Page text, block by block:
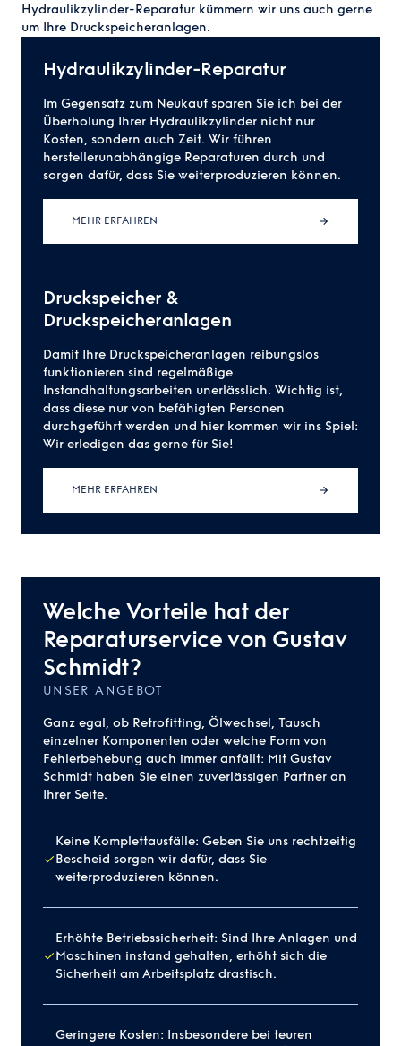
Hydraulikzylinder-Reparatur kümmern wir uns auch gerne
um Ihre Druckspeicheranlagen.
Hydraulikzylinder-Reparatur
Im Gegensatz zum Neukauf sparen Sie ich bei der
Überholung Ihrer Hydraulikzylinder nicht nur
Kosten, sondern auch Zeit. Wir führen
herstellerunabhängige Reparaturen durch und
sorgen dafür, dass Sie weiterproduzieren können.
MEHR ERFAHREN
Druckspeicher &
Druckspeicheranlagen
Damit Ihre Druckspeicheranlagen reibungslos
funktionieren sind regelmäßige
Instandhaltungsarbeiten unerlässlich. Wichtig ist,
dass diese nur von befähigten Personen
durchgeführt werden und hier kommen wir ins Spiel:
Wir erledigen das gerne für Sie!
MEHR ERFAHREN
Welche Vorteile hat der
Reparaturservice von Gustav
Schmidt?
UNSER ANGEBOT
Ganz egal, ob Retrofitting, Ölwechsel, Tausch
einzelner Komponenten oder welche Form von
Fehlerbehebung auch immer anfällt: Mit Gustav
Schmidt haben Sie einen zuverlässigen Partner an
Ihrer Seite.
Keine Komplettausfälle: Geben Sie uns rechtzeitig
Bescheid sorgen wir dafür, dass Sie
weiterproduzieren können.
Erhöhte Betriebssicherheit: Sind Ihre Anlagen und
Maschinen instand gehalten, erhöht sich die
Sicherheit am Arbeitsplatz drastisch.
Geringere Kosten: Insbesondere bei teuren